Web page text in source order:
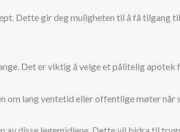
Dette gir deg muligheten til å få
Det er viktig å velge et pålitelig
lang ventetid eller offentlige møter når